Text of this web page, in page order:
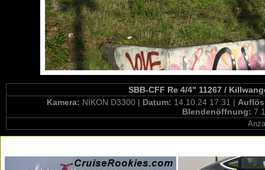
SBB-CFF Re 4/4" 11267 /
Kamera: NIKON D3300 | Datum: 14.10.24 17:31 |
Blendenöffnung: